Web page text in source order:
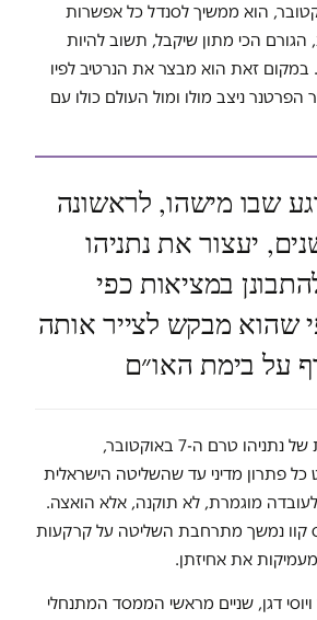
ל-7 באוקטובר, הוא ממשיך לסנדל כל אפשרות
הכי מתון שיקבל, תשוב להיות
במקום זאת הוא מבצר את הנרטיב לפיו
הפרטנר ניצב מולו ומול העולם כולו עם
שבו מישהו, לראשונה
יעצור את נתניהו
במציאות כפי
שהוא מבקש לצייר אותה
על בימת האו״ם
האסטרטגיה המדינית של נתניהו טרם ה-7 באוקטובר,
כל פתרון מדיני עד שהשליטה הישראלית
מוגמרת, לא תוקנה, אלא הואצה.
קוו נמשך מתרחבת השליטה על קרקעות
את אחיזתן.
דגן, שניים מראשי הממסד המתנחלי